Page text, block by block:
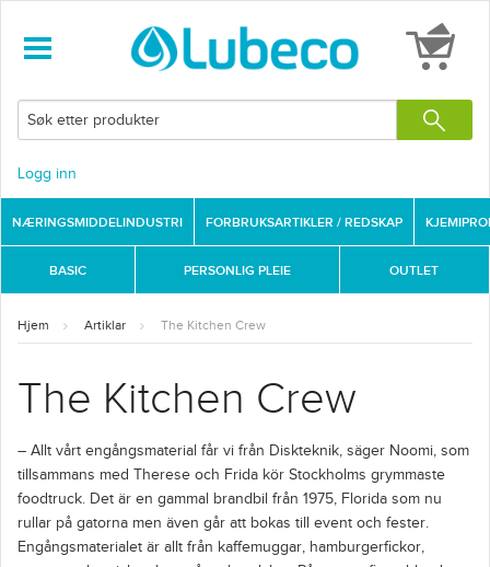
Logg inn
NÆRINGSMIDDELINDUSTRI FORBRUKSARTIKLER / REDSKAP
BASIC PERSONLIG PLEIE OUTLET
Hjem Artiklar The Kitchen Crew
The Kitchen Crew
– Allt vårt engångsmaterial får vi från Diskteknik, säger Noomi, som
tillsammans med Therese och Frida kör Stockholms grymmaste
foodtruck. Det är en gammal brandbil från 1975, Florida som nu
rullar på gatorna men även går att bokas till event och fester.
Engångsmaterialet är allt från kaffemuggar, hamburgerfickor,